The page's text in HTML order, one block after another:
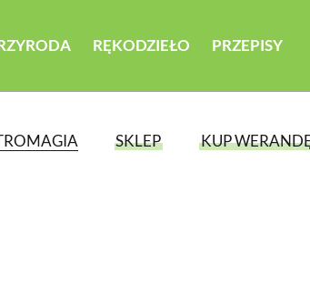
RĘKODZIEŁO PRZEPISY
SKLEP KUP